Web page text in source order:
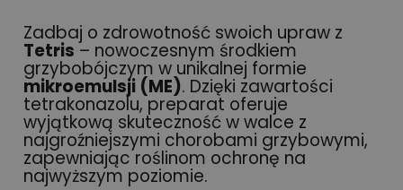
Zadbaj o zdrowotność swoich upraw z
Tetris– nowoczesnym środkiem
grzybobójczym w unikalnej formie
mikroemulsji (ME). Dzięki zawartości
tetrakonazolu, preparat oferuje
wyjątkową skuteczność w walce z
najgroźniejszymi chorobami grzybowymi,
zapewniając roślinom ochronę na
najwyższym poziomie.